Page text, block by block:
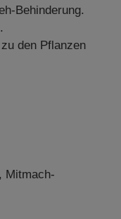
Behinderung.
den Pflanzen
Mitmach-